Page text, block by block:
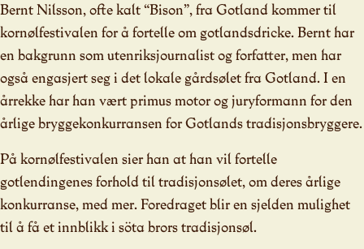
Bernt Nilsson, ofte kalt “Bison”, fra Gotland kommer til
kornølfestivalen for å fortelle om gotlandsdricke. Bernt har
en bakgrunn som utenriksjournalist og forfatter, men har
også engasjert seg i det lokale gårdsølet fra Gotland. I en
årrekke har han vært primus motor og juryformann for den
årlige bryggekonkurransen for Gotlands tradisjonsbryggere.
På kornølfestivalen sier han at han vil fortelle
gotlendingenes forhold til tradisjonsølet, om deres årlige
konkurranse, med mer. Foredraget blir en sjelden mulighet
til å få et innblikk i söta brors tradisjonsøl.